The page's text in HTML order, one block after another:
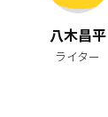
八木昌平
ライター